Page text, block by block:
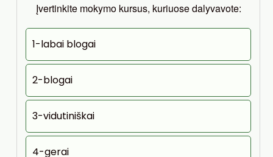
Įvertinkite mokymo kursus, kuriuose dalyvavote:
1-labai blogai
2-blogai
3-vidutiniškai
4-gerai